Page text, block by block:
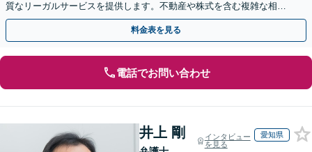
質なリーガルサービスを提供します。不動産や株式を含む複雑な相続
もお任せください【休日・夜間対応OK】
料金表を見る
電話でお問い合わせ
井上 剛
インタビュー
を見る
愛知県